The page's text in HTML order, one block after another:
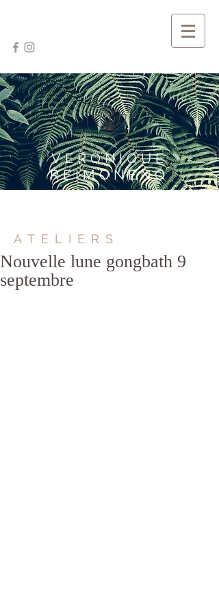
VERONIQUE
REIMONENQ
ATELIERS
Nouvelle lune gongbath 9
septembre